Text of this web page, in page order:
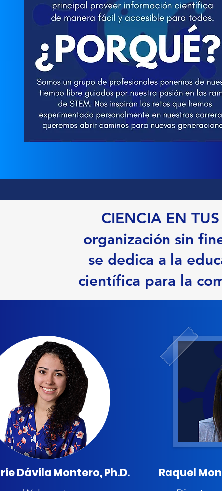
CIENCIA EN
organización sin
se dedica a la
científica para la
Dávila Montero, Ph.D. Raquel